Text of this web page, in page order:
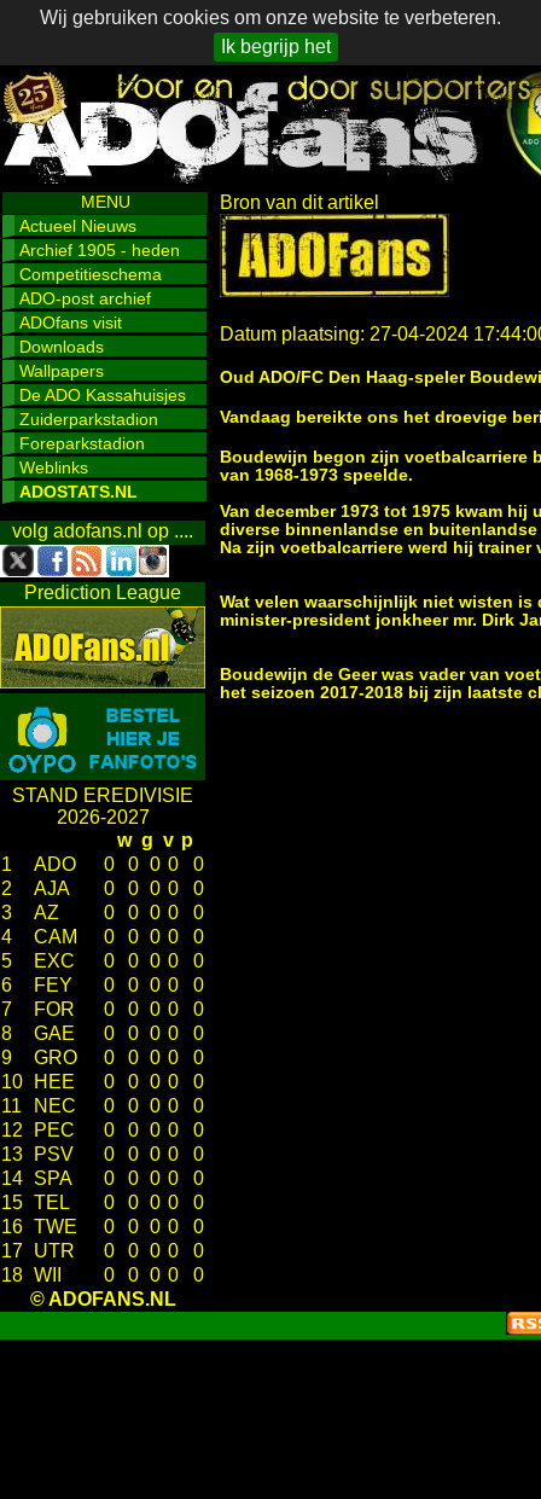
Wij gebruiken cookies om onze website te verbeteren.
Ik begrijp het
MENU
Actueel Nieuws
Archief 1905 - heden
Competitieschema
ADO-post archief
ADOfans visit
Downloads
Wallpapers
De ADO Kassahuisjes
Zuiderparkstadion
Foreparkstadion
Weblinks
ADOSTATS.NL
volg adofans.nl op ....
Prediction League
STAND EREDIVISIE
2026-2027
w g v p
1
ADO 0 0 0 0
0
2
AJA 0 0 0 0
0
3
AZ 0 0 0 0
0
4
CAM 0 0 0 0
0
5
EXC 0 0 0 0
0
6
FEY 0 0 0 0
0
7
FOR 0 0 0 0
0
8
GAE 0 0 0 0
0
9
GRO 0 0 0 0
0
10
HEE 0 0 0 0
0
11
NEC 0 0 0 0
0
12
PEC 0 0 0 0
0
13
PSV 0 0 0 0
0
14 SPA 0 0 0 0
0
15 TEL 0 0 0 0
0
16 TWE 0 0 0 0
0
17 UTR 0 0 0 0
0
18 WII 0 0 0 0
0
© ADOFANS.NL
Bron van dit artikel
Datum plaatsing: 27-04-2024
Oud ADO/FC Den Haag-speler
Vandaag bereikte ons het droevige
Boudewijn begon zijn voetbalcarriere
van 1968-1973 speelde.
Van december 1973 tot 1975 kwam
diverse binnenlandse en
Na zijn voetbalcarriere werd hij
Wat velen waarschijnlijk niet wisten
minister-president jonkheer mr. Dirk
Boudewijn de Geer was vader van
het seizoen 2017-2018 bij zijn laatste